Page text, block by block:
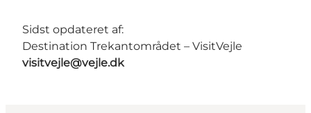
Sidst opdateret af:
Destination Trekantområdet – VisitVejle
visitvejle@vejle.dk